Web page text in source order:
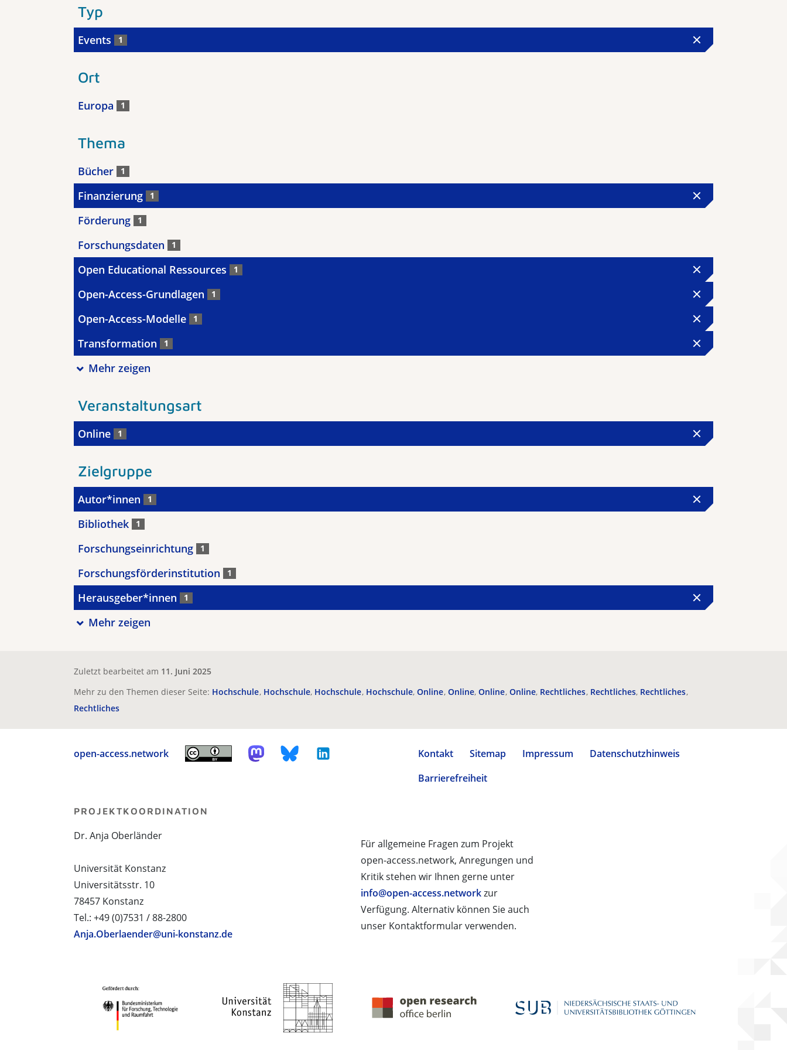
Typ
Events 1
Ort
Europa 1
Thema
Bücher 1
Finanzierung 1
Förderung 1
Forschungsdaten 1
Open Educational Ressources 1
Open-Access-Grundlagen 1
Open-Access-Modelle 1
Transformation 1
Mehr zeigen
Veranstaltungsart
Online 1
Zielgruppe
Autor*innen 1
Bibliothek 1
Forschungseinrichtung 1
Forschungsförderinstitution 1
Herausgeber*innen 1
Mehr zeigen
Zuletzt bearbeitet am 11. Juni 2025
Mehr zu den Themen dieser Seite: Hochschule Hochschule Hochschule Hochschule Online Online Online Online Rechtliches Rechtliches Rechtliches
Rechtliches
open-access.network Kontakt Sitemap Impressum
Datenschutzhinweis
Barrierefreiheit
Für allgemeine Fragen zum Projekt
open-access.network, Anregungen und
Kritik stehen wir Ihnen gerne unter
info@open-access.networkzur
Verfügung. Alternativ können Sie auch
unser Kontaktformular verwenden.
PROJEKTKOORDINATION
Dr. Anja Oberländer
Universität Konstanz
Universitätsstr. 10
78457 Konstanz
Tel.: +49 (0)7531 / 88-2800
Anja.Oberlaender@uni-konstanz.de